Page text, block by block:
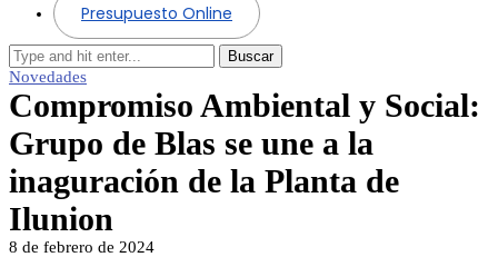
Presupuesto Online
Buscar
Novedades
Compromiso Ambiental y Social:
Grupo de Blas se une a la
inaguración de la Planta de
Ilunion
8 de febrero de 2024